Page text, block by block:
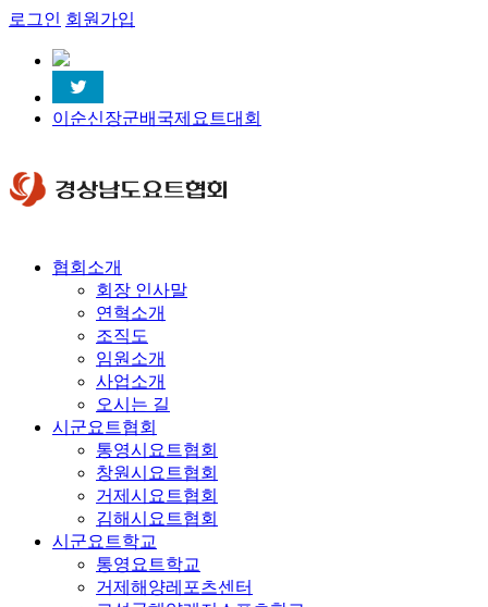
로그인 회원가입
이순신장군배국제요트대회
협회소개
회장 인사말
연혁소개
조직도
임원소개
사업소개
오시는 길
시군요트협회
통영시요트협회
창원시요트협회
거제시요트협회
김해시요트협회
시군요트학교
통영요트학교
거제해양레포츠센터